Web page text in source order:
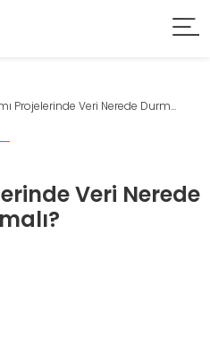
Projelerinde Veri Nerede Durm...
Veri Nerede